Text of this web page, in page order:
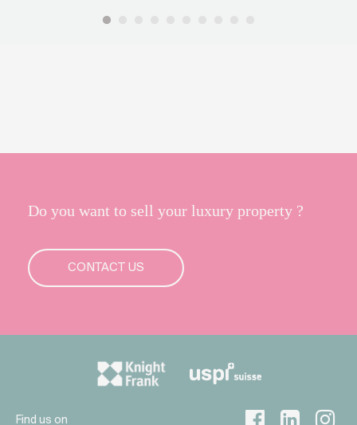
Do you want to sell your luxury property ?
CONTACT US
Find us on